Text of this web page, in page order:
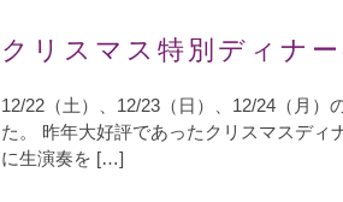
クリスマス特別ディナ
12/22（土）、12/23（日）、12/24（月
た。 昨年大好評であったクリスマスディ
に生演奏を […]